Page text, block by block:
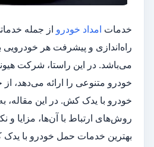
خدمات امداد خودرو از جمله
راه‌اندازی و پیشرفت هر
می‌باشد. در این راستا، شرکت
خودرو متنوعی را ارائه می‌دهد،
خودرو با یدک کش. در این مقاله،
روش‌های ارتباط با آن‌ها، مزایا و
بهترین خدمات حمل خودرو با